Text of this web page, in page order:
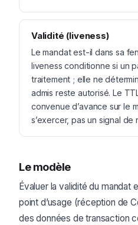
Validité (liveness)
Le mandat est-il dans sa
liveness conditionne si un
traitement ; elle ne
admis reste autorisé. Le
convenue d’avance sur le
s’exercer, pas un signal
Le modèle
Évaluer la validité du mandat
point d’usage (réception de
des données de transaction